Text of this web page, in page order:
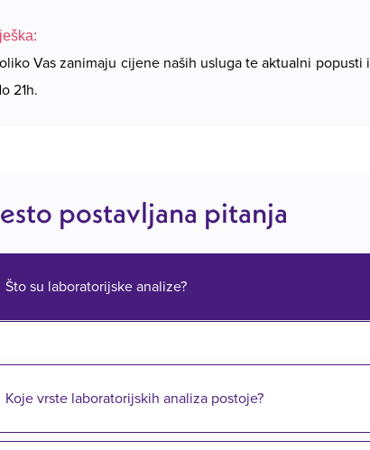
Vas zanimaju cijene naših usluga te aktualni
21h.
postavljana pitanja
Što su laboratorijske analize?
Koje vrste laboratorijskih analiza postoje?